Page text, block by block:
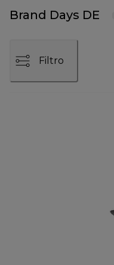
Brand Days DE
Filtro